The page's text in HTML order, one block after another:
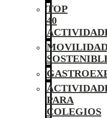
TOP
40
PARA
COLEGIOS